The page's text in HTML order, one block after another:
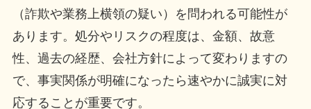
（詐欺や業務上横領の疑い）を問われる可能性が
あります。処分やリスクの程度は、金額、故意
性、過去の経歴、会社方針によって変わりますの
で、事実関係が明確になったら速やかに誠実に対
応することが重要です。